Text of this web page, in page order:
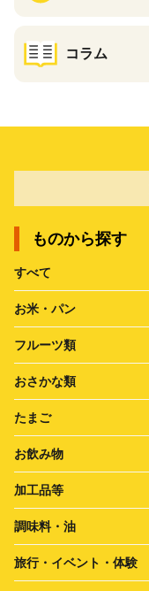
コラム
ものから探す
すべて
お米・パン
フルーツ類
おさかな類
たまご
お飲み物
加工品等
調味料・油
旅行・イベント・体験